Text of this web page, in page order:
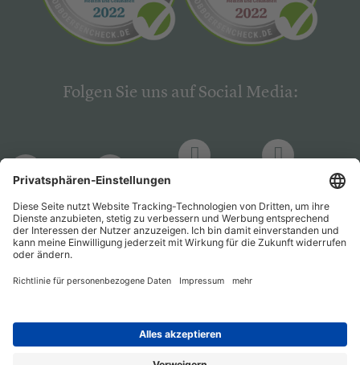
Folgen Sie uns auf Social Media:
PsychJOB PsychJOB
Hogrefe
Verlag
Hogrefe
Verlag